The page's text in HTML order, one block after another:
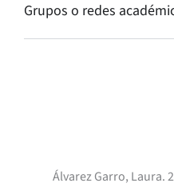
Grupos o redes
Álvarez Garro, Laura.